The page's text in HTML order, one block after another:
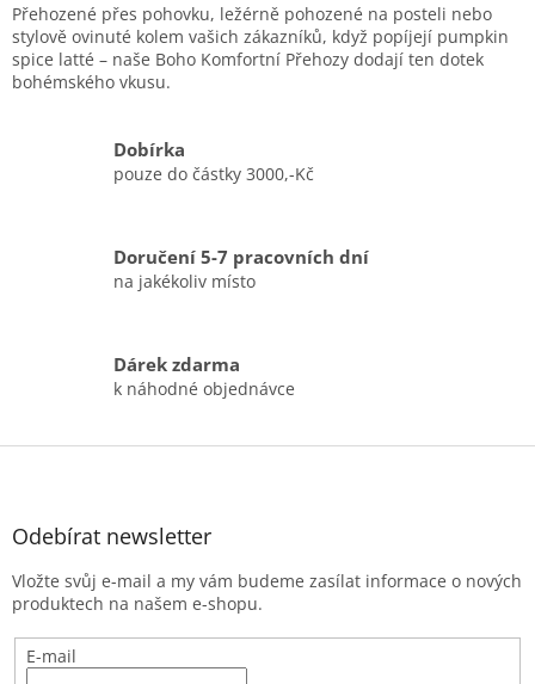
Přehozené přes pohovku, ležérně pohozené na posteli nebo
stylově ovinuté kolem vašich zákazníků, když popíjejí pumpkin
spice latté – naše Boho Komfortní Přehozy dodají ten dotek
bohémského vkusu.
Dobírka
pouze do částky 3000,-Kč
Doručení 5-7 pracovních dní
na jakékoliv místo
Dárek zdarma
k náhodné objednávce
Z
Odebírat newsletter
Vložte svůj e-mail a my vám budeme zasílat informace o nových
produktech na našem e-shopu.
E-mail